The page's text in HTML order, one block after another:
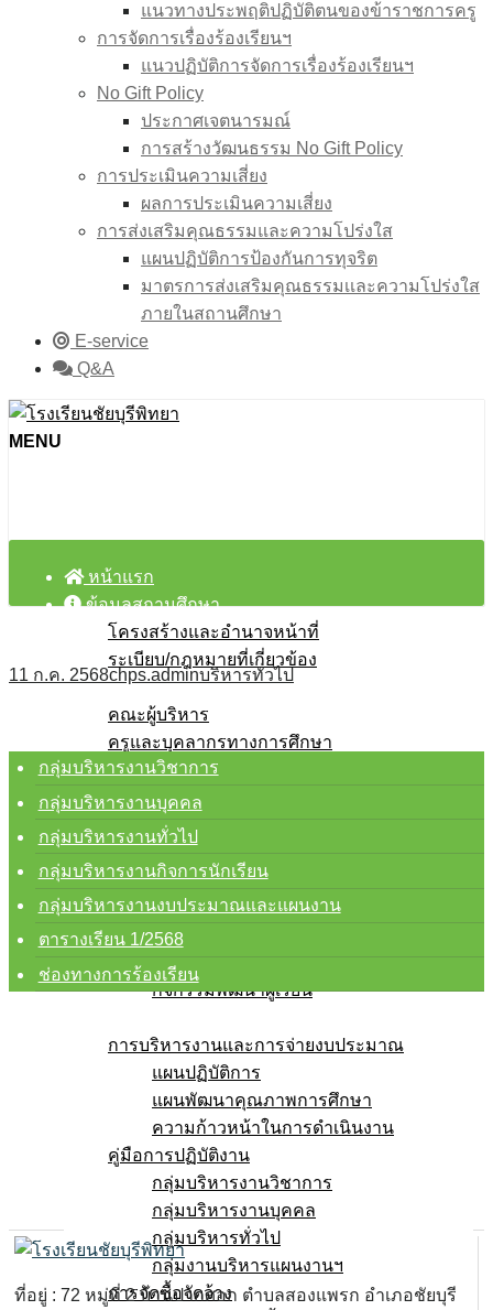
แนวทางประพฤติปฏิบัติตนของข้าราชการครู
การจัดการเรื่องร้องเรียนฯ
แนวปฏิบัติการจัดการเรื่องร้องเรียนฯ
No Gift Policy
ประกาศเจตนารมณ์
การสร้างวัฒนธรรม No Gift Policy
การประเมินความเสี่ยง
ผลการประเมินความเสี่ยง
การส่งเสริมคุณธรรมและความโปร่งใส
แผนปฏิบัติการป้องกันการทุจริต
มาตรการส่งเสริมคุณธรรมเเละความโปร่งใส
ภายในสถานศึกษา
E-service
Q&A
MENU
หน้าแรก
ข้อมูลสถานศึกษา
โครงสร้างและอำนาจหน้าที่
ระเบียบ/กฎหมายที่เกี่ยวข้อง
บุคลากร
คณะผู้บริหาร
ครูและบุคลากรทางการศึกษา
คณิตศาสตร์
ภาษาไทย
การงานอาชีพ
ภาษาต่างประเทศ
วิทยาศาสตร์และเทคโนโลยี
ศิลปะ ดนตรี และนาฎศิลป์
สุขศึกษาและพลศึกษา
สังคมศึกษา ศาสนา และวัฒนธรรม
กิจกรรมพัฒนาผู้เรียน
การบริหารงานและการจ่ายงบประมาณ
แผนปฏิบัติการ
แผนพัฒนาคุณภาพการศึกษา
ความก้าวหน้าในการดำเนินงาน
คู่มือการปฏิบัติงาน
กลุ่มบริหารงานวิชาการ
กลุ่มบริหารงานบุคคล
กลุ่มบริหารทั่วไป
กลุ่มงานบริหารแผนงานฯ
การจัดซื้อจัดจ้าง
11 ก.ค. 2568chps.adminบริหารทั่วไป
กลุ่มบริหารงานวิชาการ
กลุ่มบริหารงานบุคคล
กลุ่มบริหารงานทั่วไป
กลุ่มบริหารงานกิจการนักเรียน
กลุ่มบริหารงานงบประมาณและแผนงาน
ตารางเรียน 1/2568
ช่องทางการร้องเรียน
ที่อยู่ : 72 หมู่ที่ 2 บ้านปากศอก ตำบลสองแพรก อำเภอชัยบุรี